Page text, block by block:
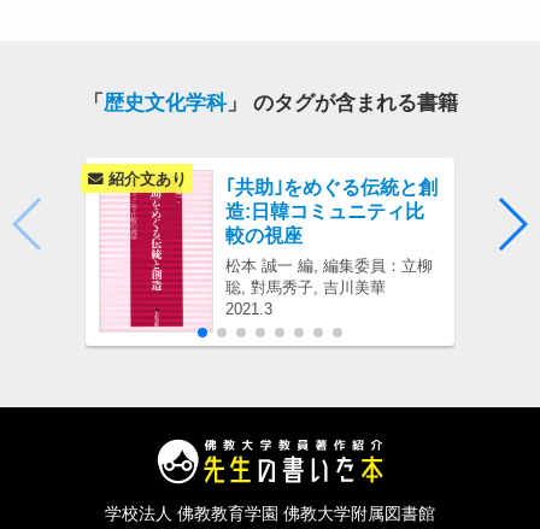
「 歴史文化学科」 のタグが含まれる書籍
｢共助｣をめぐる伝統と創
造:日韓コミュニティ比
較の視座
松本 誠一 編, 編集委員：立柳
聡, 對馬秀子, 吉川美華
2021.3
紹介文あり
学校法人 佛教教育学園 佛教大学附属図書館